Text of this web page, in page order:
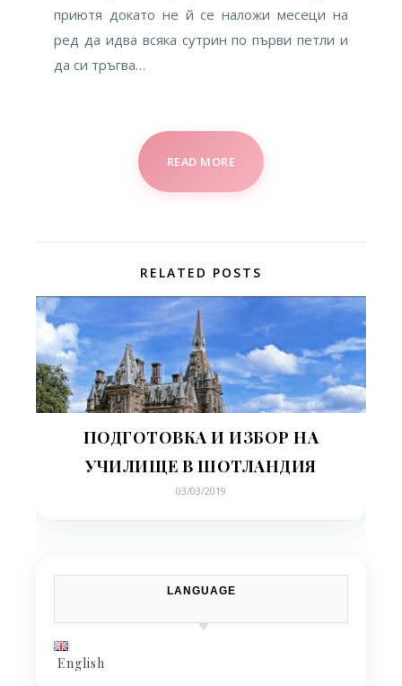
приютя докато не й се наложи месеци на
ред да идва всяка сутрин по първи петли и
да си тръгва…
READ MORE
RELATED POSTS
ПОДГОТОВКА И ИЗБОР НА
УЧИЛИЩЕ В ШОТЛАНДИЯ
03/03/2019
LANGUAGE
English